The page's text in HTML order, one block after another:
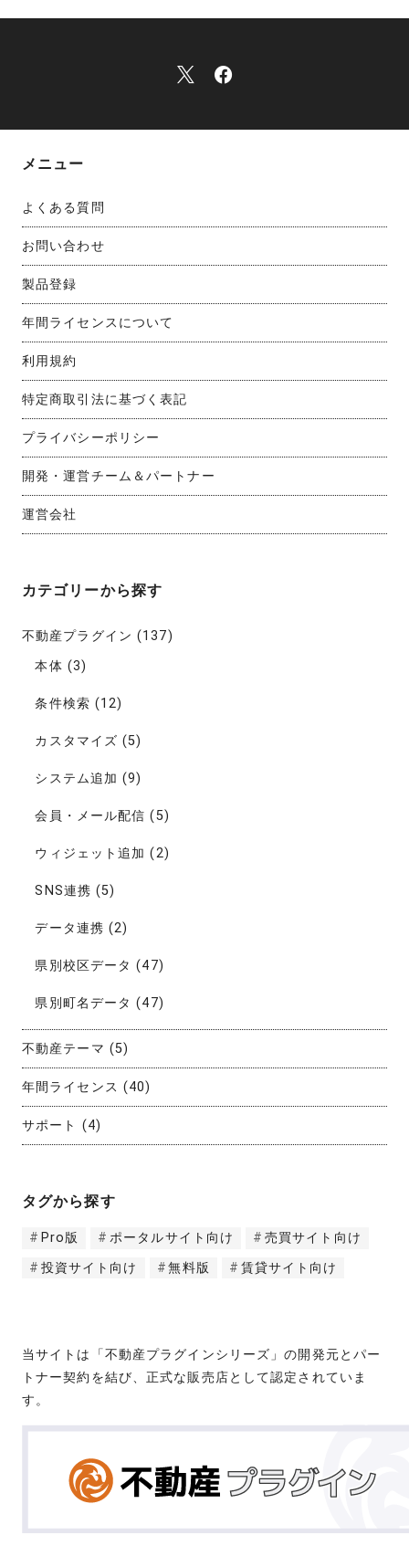
メニュー
よくある質問
お問い合わせ
製品登録
年間ライセンスについて
利用規約
特定商取引法に基づく表記
プライバシーポリシー
開発・運営チーム＆パートナー
運営会社
カテゴリーから探す
不動産プラグイン (137)
本体 (3)
条件検索 (12)
カスタマイズ (5)
システム追加 (9)
会員・メール配信 (5)
ウィジェット追加 (2)
SNS連携 (5)
データ連携 (2)
県別校区データ (47)
県別町名データ (47)
不動産テーマ (5)
年間ライセンス (40)
サポート (4)
タグから探す
Pro版 ポータルサイト向け
売買サイト向け
投資サイト向け
無料版 賃貸サイト向け
当サイトは「不動産プラグインシリーズ」の開発元とパー
トナー契約を結び、正式な販売店として認定されていま
す。